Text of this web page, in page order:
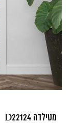
מטילדה D22124